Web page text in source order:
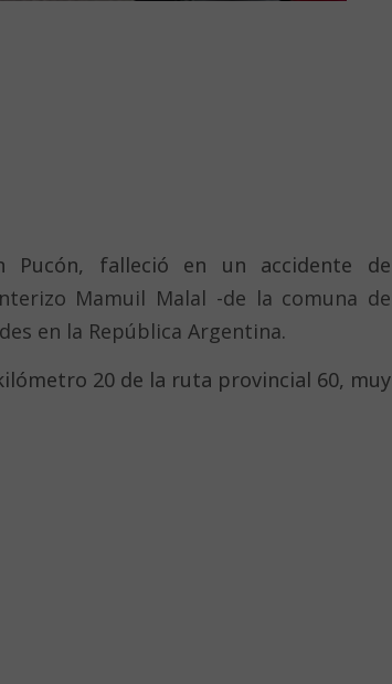
Pucón, falleció en un accidente de
Mamuil Malal -de la comuna de
en la República Argentina.
20 de la ruta provincial 60, muy